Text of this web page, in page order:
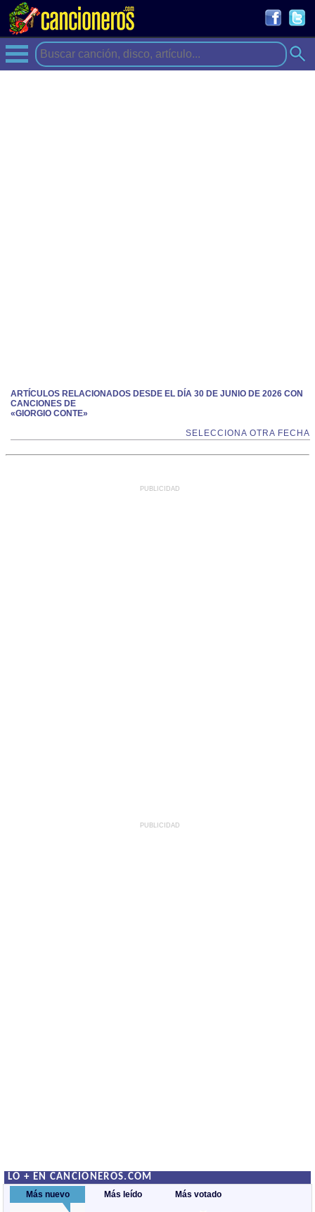
ARTÍCULOS RELACIONADOS DESDE EL DÍA 30 DE JUNIO DE 2026 CON
CANCIONES DE
«GIORGIO CONTE»
SELECCIONA OTRA FECHA
PUBLICIDAD
PUBLICIDAD
LO + EN CANCIONEROS.COM
Más nuevo Más leído Más votado